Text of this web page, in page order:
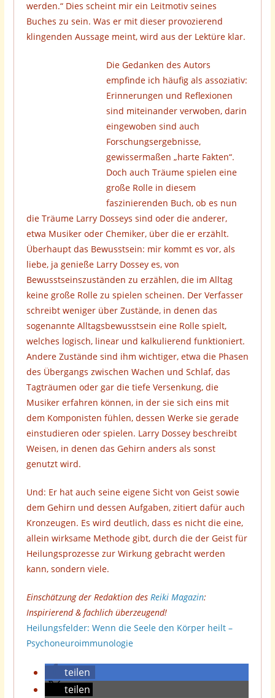
werden.“ Dies scheint mir ein Leitmotiv seines
Buches zu sein. Was er mit dieser provozierend
klingenden Aussage meint, wird aus der Lektüre klar.
Die Gedanken des Autors
empfinde ich häufig als assoziativ:
Erinnerungen und Reflexionen
sind miteinander verwoben, darin
eingewoben sind auch
Forschungsergebnisse,
gewissermaßen „harte Fakten“.
Doch auch Träume spielen eine
große Rolle in diesem
faszinierenden Buch, ob es nun
die Träume Larry Dosseys sind oder die anderer,
etwa Musiker oder Chemiker, über die er erzählt.
Überhaupt das Bewusstsein: mir kommt es vor, als
liebe, ja genieße Larry Dossey es, von
Bewusstseinszuständen zu erzählen, die im Alltag
keine große Rolle zu spielen scheinen. Der Verfasser
schreibt weniger über Zustände, in denen das
sogenannte Alltagsbewusstsein eine Rolle spielt,
welches logisch, linear und kalkulierend funktioniert.
Andere Zustände sind ihm wichtiger, etwa die Phasen
des Übergangs zwischen Wachen und Schlaf, das
Tagträumen oder gar die tiefe Versenkung, die
Musiker erfahren können, in der sie sich eins mit
dem Komponisten fühlen, dessen Werke sie gerade
einstudieren oder spielen. Larry Dossey beschreibt
Weisen, in denen das Gehirn anders als sonst
genutzt wird.
Und: Er hat auch seine eigene Sicht von Geist sowie
dem Gehirn und dessen Aufgaben, zitiert dafür auch
Kronzeugen. Es wird deutlich, dass es nicht die eine,
allein wirksame Methode gibt, durch die der Geist für
Heilungsprozesse zur Wirkung gebracht werden
kann, sondern viele.
Einschätzung der Redaktion des Reiki Magazin:
Inspirierend & fachlich überzeugend!
Heilungsfelder: Wenn die Seele den Körper heilt –
Psychoneuroimmunologie
teilen
teilen